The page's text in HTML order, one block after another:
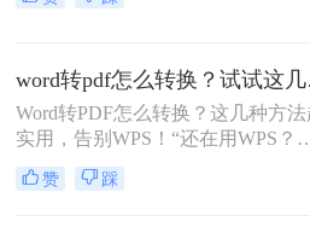
一致。那么电脑word如何转换成pdf
而PDF文件则因为其跨平台的兼容
见需求。那么Word怎么转换pdf呢？
本文将介绍三种常用的Word转PDF
方法。
Word转PDF怎么转换？这几种方法
实用，告别WPS！“还在用WPS？
些Word转PDF方法让你效率翻倍，
全又精准！”作为一名从事电脑办公
赞 踩